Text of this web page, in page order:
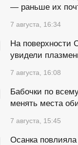
— раньше их
7 августа, 16:34
На поверхности
увидели
7 августа, 16:08
Бабочки по
менять места
7 августа, 15:45
Осанка